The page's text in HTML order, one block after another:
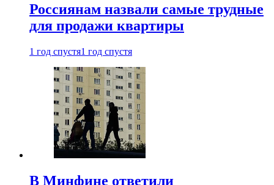
Россиянам назвали самые трудные
для продажи квартиры
1 год спустя1 год спустя
В Минфине ответили